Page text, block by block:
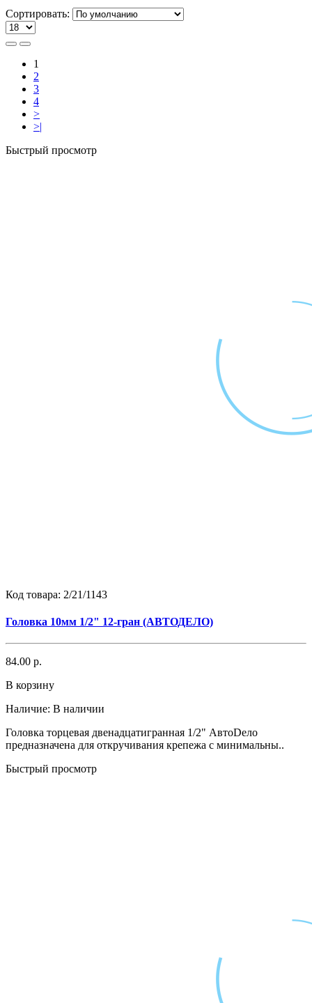
Сортировать:
1
2
3
4
>
>|
Быстрый просмотр
Код товара: 2/21/1143
Головка 10мм 1/2" 12-гран (АВТОДЕЛО)
84.00 р.
В корзину
Наличие: В наличии
Головка торцевая двенадцатигранная 1/2" АвтоDело
предназначена для откручивания крепежа с минимальны..
Быстрый просмотр